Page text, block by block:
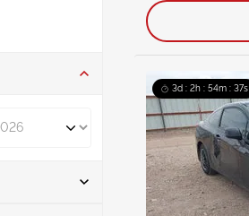
3d : 2h : 54m : 36s